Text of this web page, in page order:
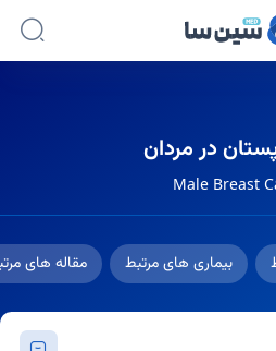
در مردان
Male Breast
بیماری های مرتبط مقاله های